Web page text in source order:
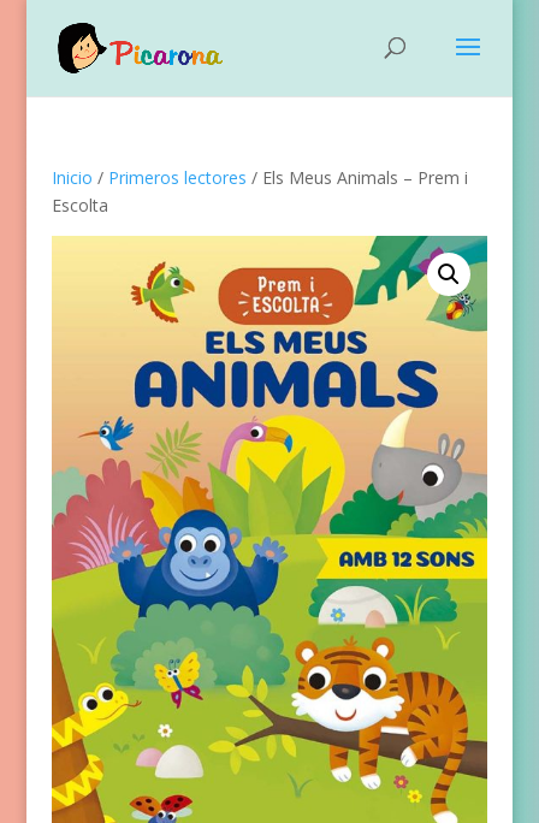
Inicio / Primeros lectores / Els Meus Animals – Prem i
Escolta